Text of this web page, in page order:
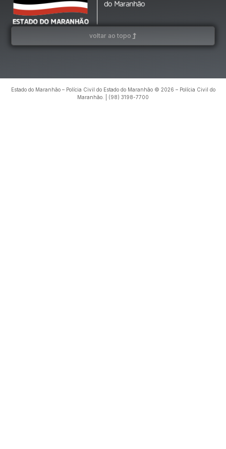
voltar ao topo
Estado do Maranhão – Polícia Civil do Estado do Maranhão © 2026 – Polícia Civil do
Maranhão. | (98) 3198-7700